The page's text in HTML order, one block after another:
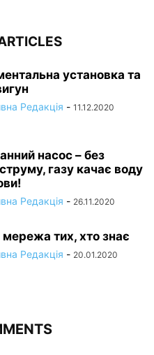
установка та
Редакція - 11.12.2020
насос – без
газу качає воду
Редакція - 26.11.2020
тих, хто знає
Редакція - 20.01.2020